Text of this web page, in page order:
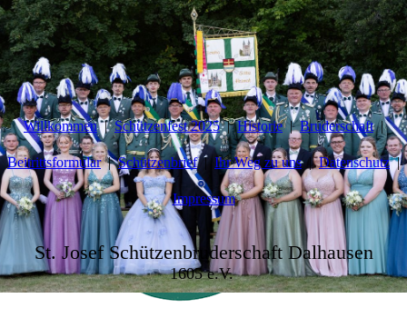
Willkommen Schützenfest 2025 Historie Bruderschaft
Beitrittsformular Schützenbrief Ihr Weg zu uns Datenschutz
Impressum
St. Josef Schützenbruderschaft Dalhausen
1605 e.V.